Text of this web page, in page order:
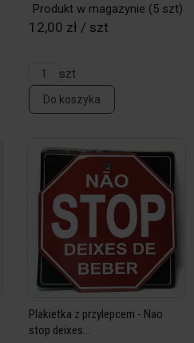
Produkt w magazynie (5 szt)
12,00 zł / szt
szt
Do koszyka
Plakietka z przylepcem - Nao
stop deixes...